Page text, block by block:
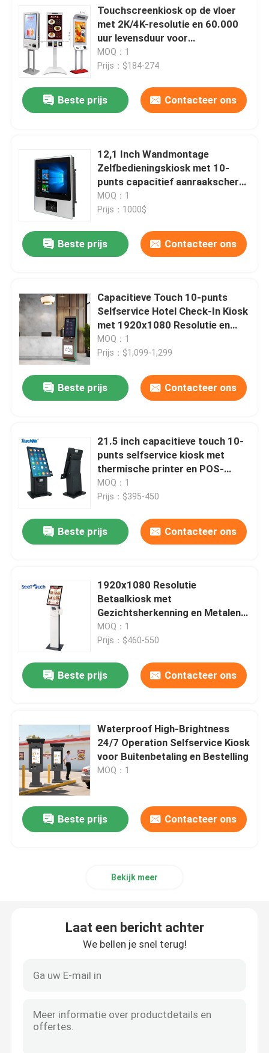
Laat een bericht achter
We bellen je snel terug!
VERZENDEN
Touchscreenkiosk op de vloer
met 2K/4K-resolutie en 60.000
uur levensduur voor
zelfbedieningstoepassingen
MOQ：1
Prijs：$184-274
Beste prijs Contacteer ons
12,1 Inch Wandmontage
Zelfbedieningskiosk met 10-
punts capacitief aanraakscherm
voor binnengebruik
MOQ：1
Prijs：1000$
Beste prijs Contacteer ons
Capacitieve Touch 10-punts
Selfservice Hotel Check-In Kiosk
met 1920x1080 Resolutie en
Vloerstaand Ontwerp
MOQ：1
Prijs：$1,099-1,299
Beste prijs Contacteer ons
21.5 inch capacitieve touch 10-
punts selfservice kiosk met
thermische printer en POS-
beugel
MOQ：1
Prijs：$395-450
Beste prijs Contacteer ons
1920x1080 Resolutie
Betaalkiosk met
Gezichtsherkenning en Metalen
Behuizing voor Zelfbediening
Binnenshuis
MOQ：1
Prijs：$460-550
Beste prijs Contacteer ons
Waterproof High-Brightness
24/7 Operation Selfservice Kiosk
voor Buitenbetaling en Bestelling
MOQ：1
Beste prijs Contacteer ons
Bekijk meer
Laat een bericht achter
We bellen je snel terug!